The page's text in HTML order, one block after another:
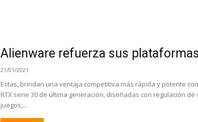
Alienware refuerza sus
21/01/2021
Estas, brindan una ventaja competitiva más rápida y potente
RTX serie 30 de última generación, diseñadas con regulación
juegos,...